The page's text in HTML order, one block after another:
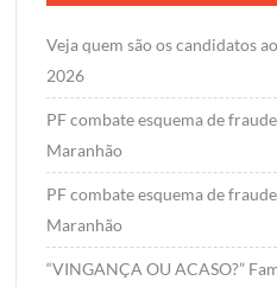
Veja quem são os candidatos
2026
PF combate esquema de
Maranhão
PF combate esquema de
Maranhão
“VINGANÇA OU ACASO?”